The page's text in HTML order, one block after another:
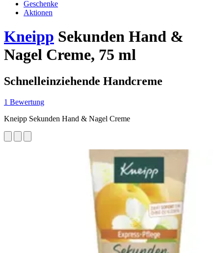
Geschenke
Aktionen
Kneipp Sekunden Hand &
Nagel Creme, 75 ml
Schnelleinziehende Handcreme
1 Bewertung
Kneipp Sekunden Hand & Nagel Creme